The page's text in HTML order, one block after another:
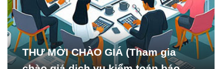
THƯ MỜI CHÀO GIÁ (Tham gia